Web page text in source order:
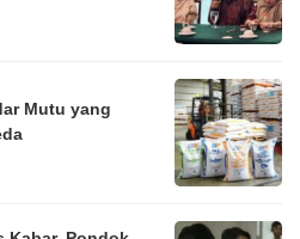
Mutu yang